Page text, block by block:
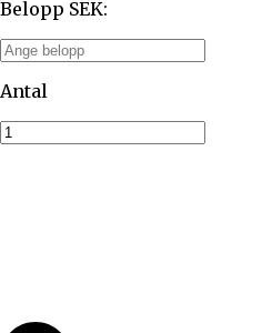
Belopp SEK:
Antal